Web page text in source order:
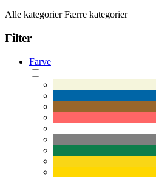
Alle kategorier Færre kategorier
Filter
Farve